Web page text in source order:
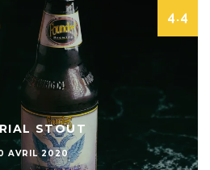
4.4
STOUT
AVRIL 2020